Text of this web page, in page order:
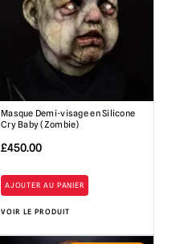
Masque Demi-visage en Silicone
Cry Baby (Zombie)
£450.00
AJOUTER AU PANIER
VOIR LE PRODUIT